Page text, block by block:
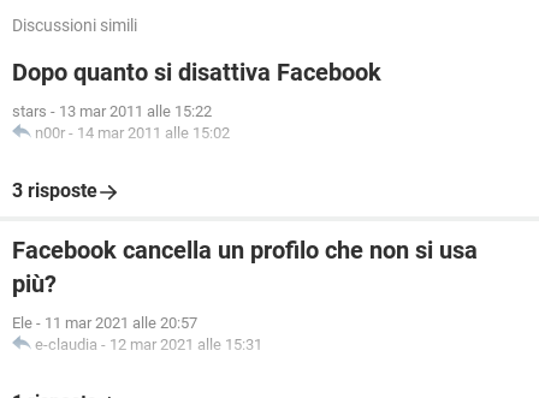
Discussioni simili
Dopo quanto si disattiva Facebook
stars - 13 mar 2011 alle 15:22
n00r - 14 mar 2011 alle 15:02
3 risposte
Facebook cancella un profilo che non si usa
più?
Ele - 11 mar 2021 alle 20:57
e-claudia - 12 mar 2021 alle 15:31